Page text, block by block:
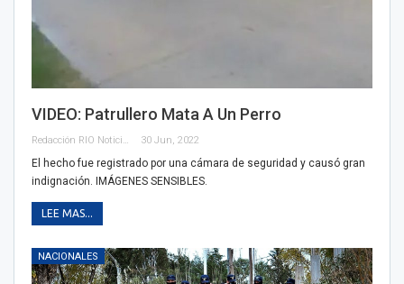
VIDEO: Patrullero Mata A Un Perro
30 Jun, 2022
El hecho fue registrado por una cámara de seguridad y causó gran
indignación. IMÁGENES SENSIBLES.
LEE MAS...
NACIONALES